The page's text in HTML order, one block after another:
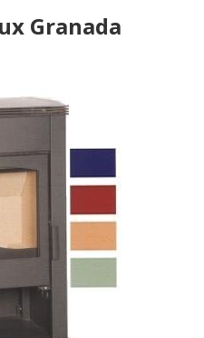
Granada